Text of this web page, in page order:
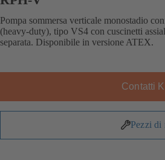
Pompa sommersa verticale monostadio
(heavy-duty), tipo VS4 con cuscinetti
separata. Disponibile in versione ATEX.
Contatti
Pezzi di